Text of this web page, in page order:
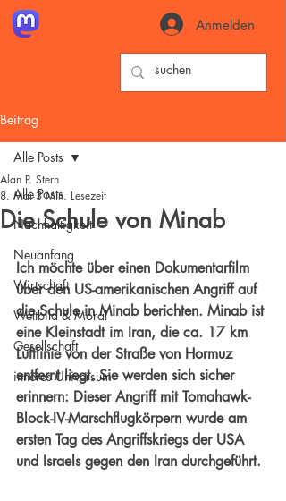
Anmelden
Beitrag
Alle Posts
Nachhaltigkeit
Neuanfang
Wirtschaft
Weltbild & Moral
Gesellschaft
inneres Universum
Alle Posts
Die Schule von Minab
Alan P. Stern
8. Mai 3 Min. Lesezeit
Ich möchte über einen Dokumentarfilm
über den US-amerikanischen Angriff auf
die Schule in Minab berichten. Minab ist
eine Kleinstadt im Iran, die ca. 17 km
Luftlinie von der Straße von Hormuz
entfernt liegt. Sie werden sich sicher
erinnern: Dieser Angriff mit Tomahawk-
Block-IV-Marschflugkörpern wurde am
ersten Tag des Angriffskriegs der USA
und Israels gegen den Iran durchgeführt.